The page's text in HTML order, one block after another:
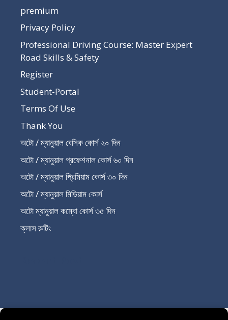
premium
Privacy Policy
Professional Driving Course: Master Expert
Road Skills & Safety
Register
Student-Portal
Terms Of Use
Thank You
অটো / ম্যানুয়াল বেসিক কোর্স ২০ দিন
অটো / ম্যানুয়াল প্রফেশনাল কোর্স ৬০ দিন
অটো / ম্যানুয়াল প্রিমিয়াম কোর্স ৩০ দিন
অটো / ম্যানুয়াল মিডিয়াম কোর্স
অটো ম্যানুয়াল কম্বো কোর্স ৩৫ দিন
ক্লাস রুটিং